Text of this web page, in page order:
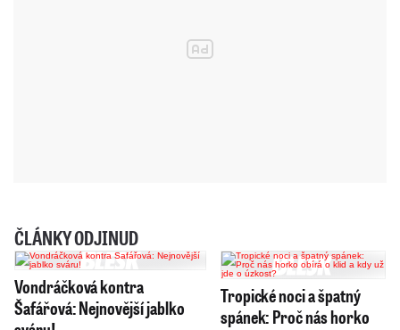
ČLÁNKY ODJINUD
Vondráčková kontra
Šafářová: Nejnovější jablko
Tropické noci a špatný
spánek: Proč nás horko